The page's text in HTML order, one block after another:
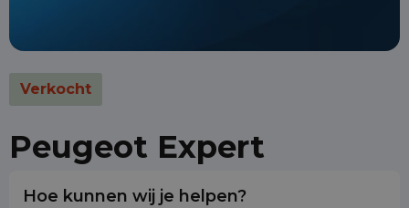
Verkocht
Peugeot Expert
Hoe kunnen wij je helpen?